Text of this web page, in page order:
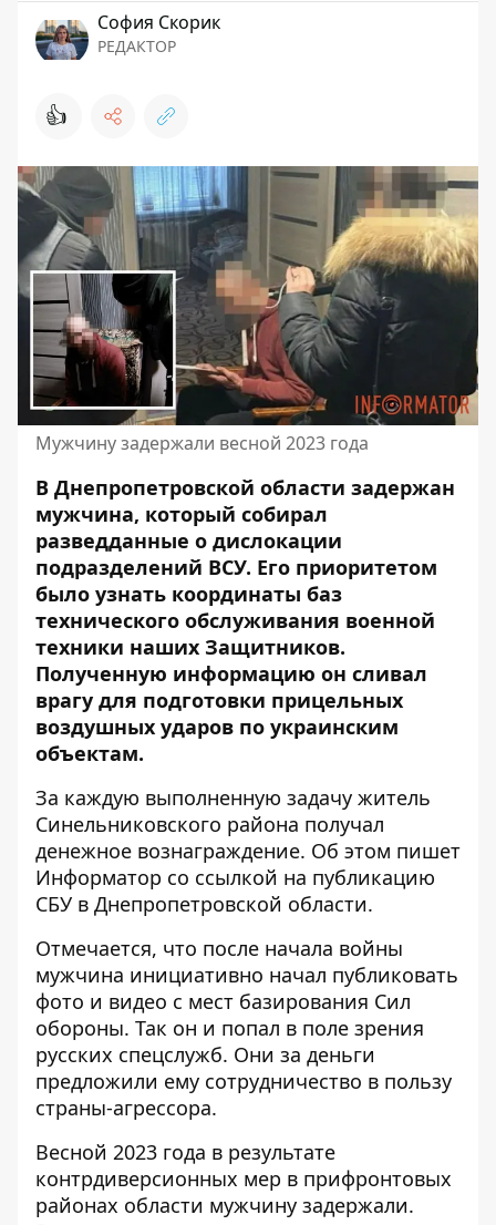
София Скорик
РЕДАКТОР
👍
Мужчину задержали весной 2023 года
В Днепропетровской области задержан
мужчина, который собирал
разведданные о дислокации
подразделений ВСУ. Его приоритетом
было узнать координаты баз
технического обслуживания военной
техники наших Защитников.
Полученную информацию он сливал
врагу для подготовки прицельных
воздушных ударов по украинским
объектам.
За каждую выполненную задачу житель
Синельниковского района получал
денежное вознаграждение. Об этом пишет
Информатор со ссылкой на публикацию
СБУ в Днепропетровской области.
Отмечается, что после начала войны
мужчина инициативно начал публиковать
фото и видео с мест базирования Сил
обороны. Так он и попал в поле зрения
русских спецслужб. Они за деньги
предложили ему сотрудничество в пользу
страны-агрессора.
Весной 2023 года в результате
контрдиверсионных мер в прифронтовых
районах области мужчину задержали.